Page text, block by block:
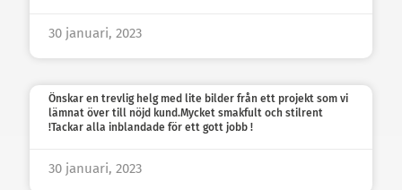
30 januari, 2023
Önskar en trevlig helg med lite bilder från ett projekt som vi
lämnat över till nöjd kund.Mycket smakfult och stilrent
!Tackar alla inblandade för ett gott jobb !
30 januari, 2023